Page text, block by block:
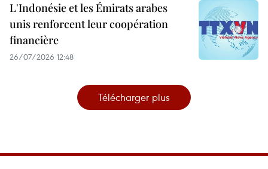
L'Indonésie et les Émirats arabes
unis renforcent leur coopération
financière
26/07/2026 12:48
Télécharger plus